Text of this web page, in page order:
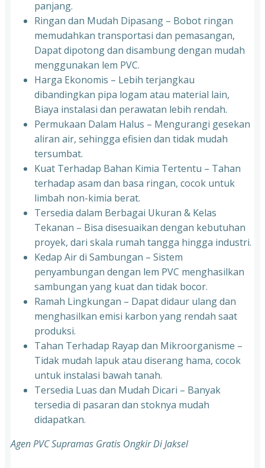
panjang.
Ringan dan Mudah Dipasang – Bobot ringan
memudahkan transportasi dan pemasangan,
Dapat dipotong dan disambung dengan mudah
menggunakan lem PVC.
Harga Ekonomis – Lebih terjangkau
dibandingkan pipa logam atau material lain,
Biaya instalasi dan perawatan lebih rendah.
Permukaan Dalam Halus – Mengurangi gesekan
aliran air, sehingga efisien dan tidak mudah
tersumbat.
Kuat Terhadap Bahan Kimia Tertentu – Tahan
terhadap asam dan basa ringan, cocok untuk
limbah non-kimia berat.
Tersedia dalam Berbagai Ukuran & Kelas
Tekanan – Bisa disesuaikan dengan kebutuhan
proyek, dari skala rumah tangga hingga industri.
Kedap Air di Sambungan – Sistem
penyambungan dengan lem PVC menghasilkan
sambungan yang kuat dan tidak bocor.
Ramah Lingkungan – Dapat didaur ulang dan
menghasilkan emisi karbon yang rendah saat
produksi.
Tahan Terhadap Rayap dan Mikroorganisme –
Tidak mudah lapuk atau diserang hama, cocok
untuk instalasi bawah tanah.
Tersedia Luas dan Mudah Dicari – Banyak
tersedia di pasaran dan stoknya mudah
didapatkan.
Agen PVC Supramas Gratis Ongkir Di Jaksel